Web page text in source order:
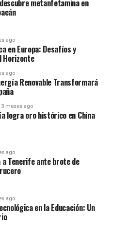
lo conformarán Inigo
y Alex Berenguer,
estarán Oihan Sancet,
estos equipos han sido
reciente, el 4 de mayo de
sin goles. Anteriormente,
Athletic se impuso 1-0 en
el Athletic también ganó
de 2023, el Real
victoria por 3-0.
y
metanfetamina en
ago
en Europa: Desafíos y
Horizonte
ago
Renovable Transformará
3 meses ago
logra oro histórico en China
ago
a Tenerife ante brote de
ago
en la Educación: Un